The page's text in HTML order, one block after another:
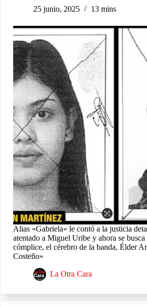
25 junio, 2025 13 mins
Alias «Gabriela» le contó a la justicia
atentado a Miguel Uribe y ahora se busca
cómplice, el cérebro de la banda, Élder
Costeño»
La Otra Cara